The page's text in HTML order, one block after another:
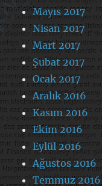
Mayıs 2017
Nisan 2017
Mart 2017
Şubat 2017
Ocak 2017
Aralık 2016
Kasım 2016
Ekim 2016
Eylül 2016
Ağustos 2016
Temmuz 2016